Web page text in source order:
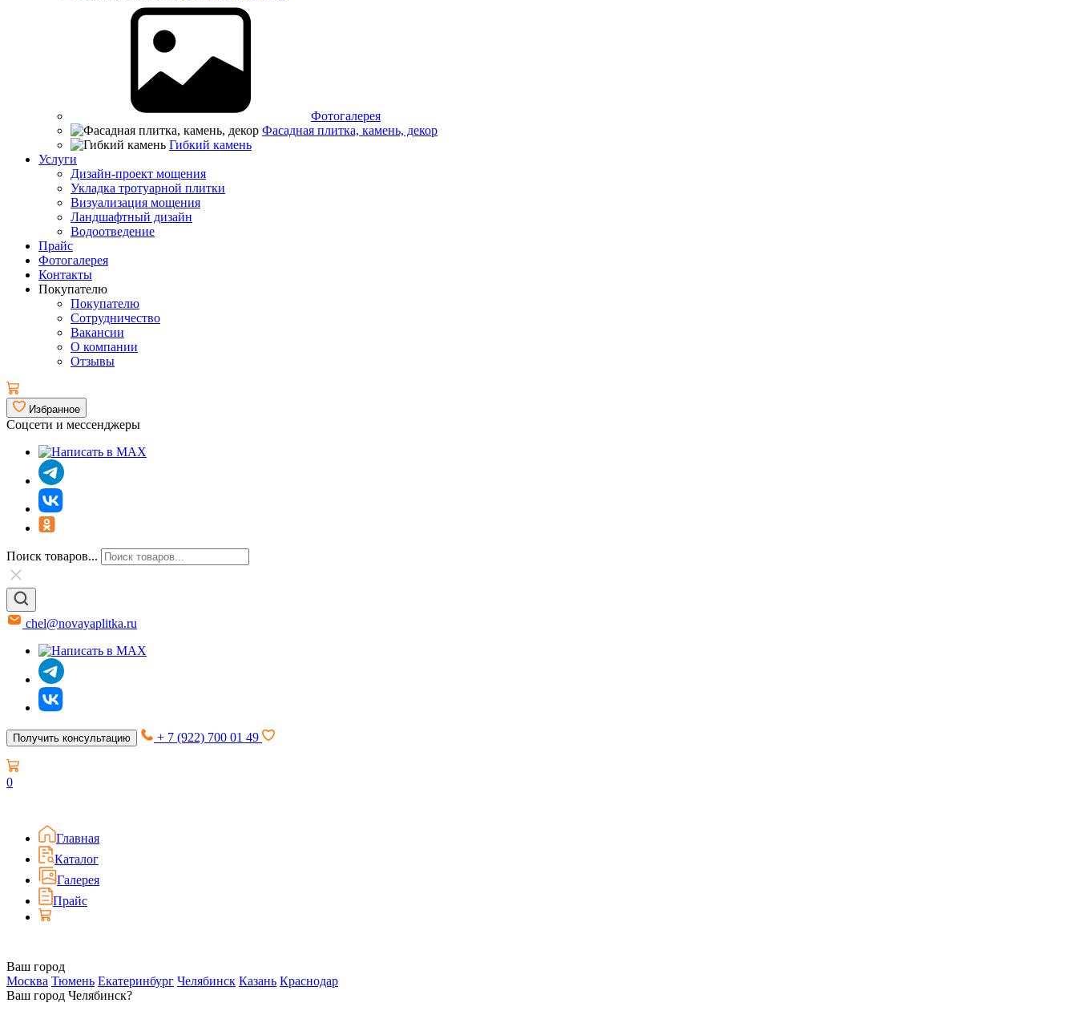
Фотогалерея
Фасадная плитка, камень, декор
Гибкий камень
Услуги
Дизайн-проект мощения
Укладка тротуарной плитки
Визуализация мощения
Ландшафтный дизайн
Водоотведение
Прайс
Фотогалерея
Контакты
Покупателю
Покупателю
Сотрудничество
Вакансии
О компании
Отзывы
Избранное
Соцсети и мессенджеры
Поиск товаров...
chel@novayaplitka.ru
Получить консультацию + 7 (922) 700 01 49
0
Главная
Каталог
Галерея
Прайс
Ваш город
Москва Тюмень Екатеринбург Челябинск Казань Краснодар
Ваш город Челябинск?